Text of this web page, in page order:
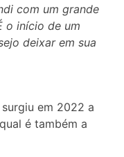
com um grande
o início de um
deixar em sua
em 2022 a
é também a